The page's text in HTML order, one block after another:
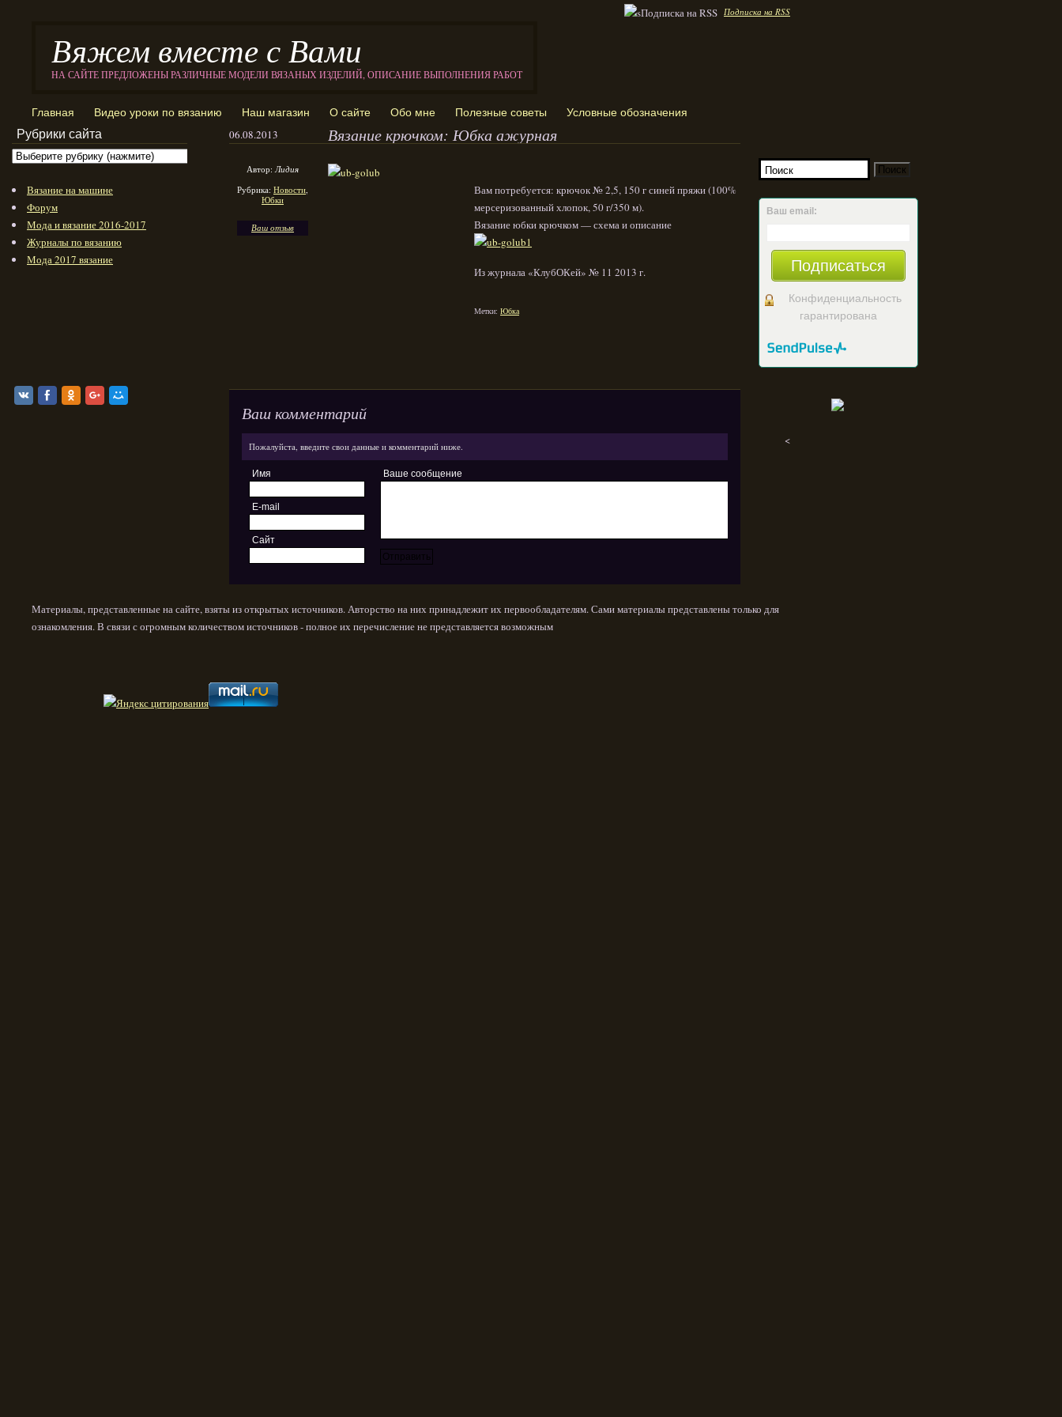
Подписка на RSS
Вяжем вместе с Вами
НА САЙТЕ ПРЕДЛОЖЕНЫ РАЗЛИЧНЫЕ МОДЕЛИ ВЯЗАНЫХ ИЗДЕЛИЙ, ОПИСАНИЕ ВЫПОЛНЕНИЯ РАБОТ
Главная Видео уроки по вязанию Наш магазин О сайте Обо мне Полезные советы Условные обозначения
06.08.2013 Вязание крючком: Юбка ажурная
Автор:Лидия
Рубрика: Новости,
Юбки
Ваш отзыв
Вам потребуется: крючок № 2,5, 150 г синей пряжи (100%
мерсеризованный хлопок, 50 г/350 м).
Вязание юбки крючком — схема и описание
Из журнала «КлубОКей» № 11 2013 г.
Метки: Юбка
Ваш комментарий
Пожалуйста, введите свои данные и комментарий ниже.
Имя
E-mail
Сайт
Ваше сообщение
Ваш email:
Подписаться
Конфиденциальность
гарантирована
<
Рубрики сайта
Вязание на машине
Форум
Мода и вязание 2016-2017
Журналы по вязанию
Мода 2017 вязание
Материалы, представленные на сайте, взяты из открытых источников. Авторство на них принадлежит их первообладателям. Сами материалы представлены только для
ознакомления. В связи с огромным количеством источников - полное их перечисление не представляется возможным